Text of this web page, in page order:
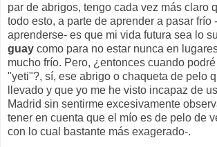
par de abrigos, tengo cada vez más claro
todo esto, a parte de aprender a pasar frío
aprenderse- es que mi vida futura sea lo
guay como para no estar nunca en
mucho frío. Pero, ¿entonces cuando
"yeti"?, sí, ese abrigo o chaqueta de pelo
llevado y que yo me he visto incapaz de
Madrid sin sentirme excesivamente
tener en cuenta que el mío es de pelo de
con lo cual bastante más exagerado-.